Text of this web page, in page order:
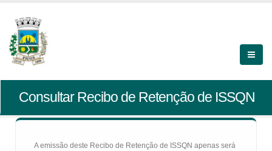
Consultar Recibo de Retenção de ISSQN
A emissão deste Recibo de Retenção de ISSQN apenas será